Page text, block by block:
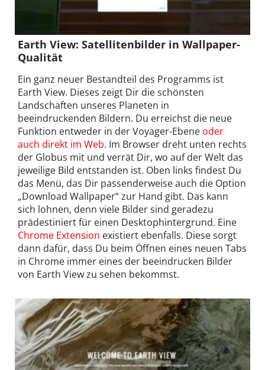
Earth View: Satellitenbilder in Wallpaper-
Qualität
Ein ganz neuer Bestandteil des Programms ist
Earth View. Dieses zeigt Dir die schönsten
Landschaften unseres Planeten in
beeindruckenden Bildern. Du erreichst die neue
Funktion entweder in der Voyager-Ebene oder
auch direkt im Web. Im Browser dreht unten rechts
der Globus mit und verrät Dir, wo auf der Welt das
jeweilige Bild entstanden ist. Oben links findest Du
das Menü, das Dir passenderweise auch die Option
„Download Wallpaper“ zur Hand gibt. Das kann
sich lohnen, denn viele Bilder sind geradezu
prädestiniert für einen Desktophintergrund. Eine
Chrome Extension existiert ebenfalls. Diese sorgt
dann dafür, dass Du beim Öffnen eines neuen Tabs
in Chrome immer eines der beeindrucken Bilder
von Earth View zu sehen bekommst.